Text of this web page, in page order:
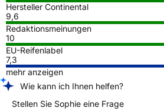
Hersteller Continental
9,6
Redaktionsmeinungen
10
EU-Reifenlabel
7,3
mehr anzeigen
Wie kann ich Ihnen helfen?
Stellen Sie Sophie eine Frage